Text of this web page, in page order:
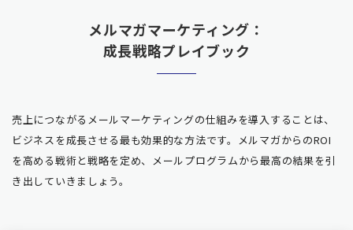
メルマガマーケティング：
成長戦略プレイブック
売上につながるメールマーケティングの仕組みを導入することは、
ビジネスを成長させる最も効果的な方法です。メルマガからのROI
を高める戦術と戦略を定め、メールプログラムから最高の結果を引
き出していきましょう。